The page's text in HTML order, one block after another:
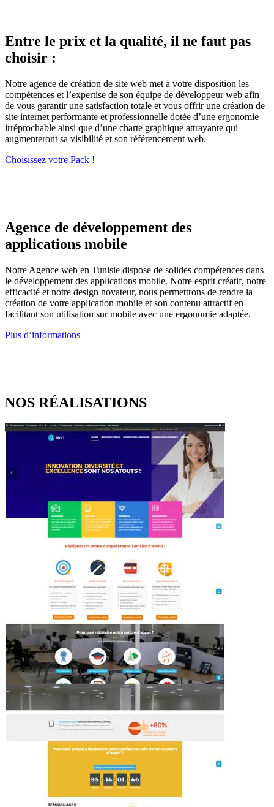
Entre le prix et la qualité, il ne faut pas
choisir :
Notre agence de création de site web met à votre disposition les
compétences et l’expertise de son équipe de développeur web afin
de vous garantir une satisfaction totale et vous offrir une création de
site internet performante et professionnelle dotée d’une ergonomie
irréprochable ainsi que d’une charte graphique attrayante qui
augmenteront sa visibilité et son référencement web.
Choisissez votre Pack !
Agence de développement des
applications mobile
Notre Agence web en Tunisie dispose de solides compétences dans
le développement des applications mobile. Notre esprit créatif, notre
efficacité et notre design novateur, nous permettrons de rendre la
création de votre application mobile et son contenu attractif en
facilitant son utilisation sur mobile avec une ergonomie adaptée.
Plus d’informations
NOS RÉALISATIONS